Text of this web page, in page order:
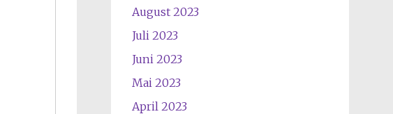
August 2023
Juli 2023
Juni 2023
Mai 2023
April 2023